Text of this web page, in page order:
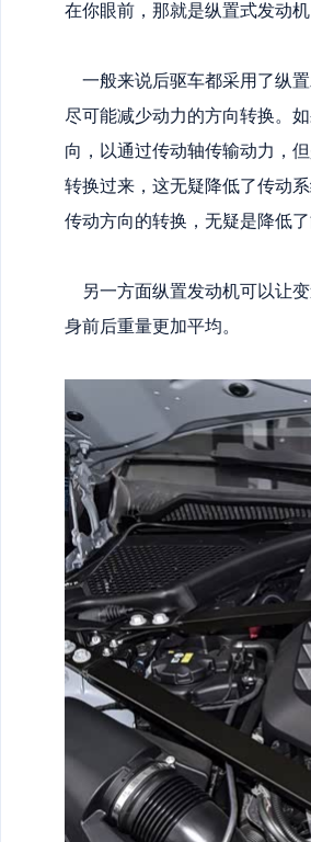
在你眼前，那就是纵置式发动机
一般来说后驱车都采用了纵
尽可能减少动力的方向转换。
向，以通过传动轴传输动力，
转换过来，这无疑降低了传动
传动方向的转换，无疑是降低了
另一方面纵置发动机可以让
身前后重量更加平均。